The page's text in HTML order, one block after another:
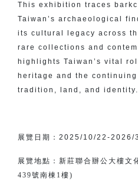
This exhibition traces
Taiwan’s archaeological
its cultural legacy across
rare collections and
highlights Taiwan’s vital
heritage and the
tradition, land, and identity.
展覽日期： 2025/10/22-2026/
展覽地點：新莊聯合辦公大樓文
439號南棟1樓)